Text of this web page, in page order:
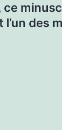
ce
des